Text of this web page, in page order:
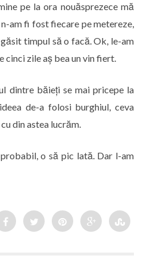
pe la ora nouăsprezece mă
n-am fi fost fiecare pe metereze,
timpul să o facă. Ok, le-am
cinci zile aș bea un vin fiert.
dintre băieți se mai pricepe la
de-a folosi burghiul, ceva
din astea lucrăm.
o să pic lată. Dar l-am